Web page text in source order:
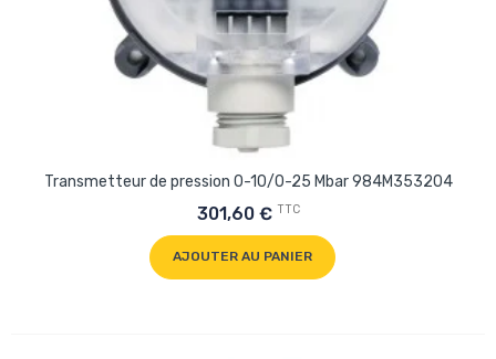
Transmetteur de pression 0-10/0-25 Mbar 984M353204
301,60 € TTC
AJOUTER AU PANIER